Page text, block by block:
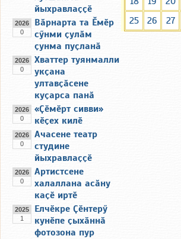
25
26 27
йыхравлаҫҫӗ
2026
0
Вӑрнарта та Ӗмӗр
сӳнми ҫулӑм
ҫунма пуҫланӑ
2026
0
Хваттер туянмалли
укҫана
ултавҫӑсене
куҫарса панӑ
2026
0
«Ҫӗмӗрт сивви»
кӗҫех килӗ
2026
0
Ачасене театр
студине
йыхравлаҫҫӗ
2026
0
Артистсене
халаллана асӑну
каҫӗ иртӗ
2025
1
Елчӗкре Ҫӗнтерӳ
кунӗпе ҫыхӑннӑ
фотозона пур